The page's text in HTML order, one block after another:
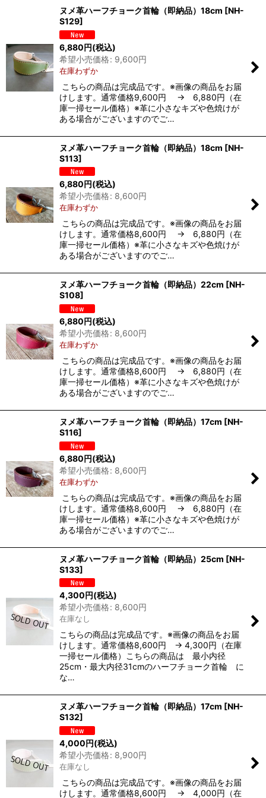
ヌメ革ハーフチョーク首輪（即納品）18cm [NH-
S129]
6,880円(税込)
希望小売価格: 9,600円
在庫わずか
こちらの商品は完成品です。※画像の商品をお届
けします。通常価格9,600円 → 6,880円（在
庫一掃セール価格）※革に小さなキズや色焼けが
ある場合がございますのでご…
ヌメ革ハーフチョーク首輪（即納品）18cm [NH-
S113]
6,880円(税込)
希望小売価格: 8,600円
在庫わずか
こちらの商品は完成品です。※画像の商品をお届
けします。通常価格8,600円 → 6,880円（在
庫一掃セール価格）※革に小さなキズや色焼けが
ある場合がございますのでご…
ヌメ革ハーフチョーク首輪（即納品）22cm [NH-
S108]
6,880円(税込)
希望小売価格: 8,600円
在庫わずか
こちらの商品は完成品です。※画像の商品をお届
けします。通常価格8,600円 → 6,880円（在
庫一掃セール価格）※革に小さなキズや色焼けが
ある場合がございますのでご…
ヌメ革ハーフチョーク首輪（即納品）17cm [NH-
S116]
6,880円(税込)
希望小売価格: 8,600円
在庫わずか
こちらの商品は完成品です。※画像の商品をお届
けします。通常価格8,600円 → 6,880円（在
庫一掃セール価格）※革に小さなキズや色焼けが
ある場合がございますのでご…
ヌメ革ハーフチョーク首輪（即納品）25cm [NH-
S133]
4,300 円(税込)
希望小売価格: 8,600円
在庫なし
こちらの商品は完成品です。※画像の商品をお届
けします。通常価格8,600円 → 4,300円（在庫
一掃セール価格）こちらの商品は 最小内径
25cm・最大内径31cmのハーフチョーク首輪 に
な…
ヌメ革ハーフチョーク首輪（即納品）17cm [NH-
S132]
4,000円(税込)
希望小売価格: 8,900円
在庫なし
こちらの商品は完成品です。※画像の商品をお届
けします。通常価格8,600円 → 4,000円（在